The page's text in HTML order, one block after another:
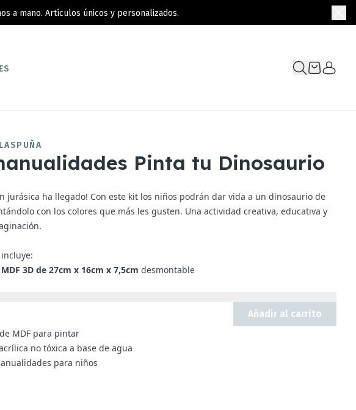
a mano. Artículos únicos y personalizados.
Pinta tu Dinosaurio
jurásica ha llegado! Con este kit los niños podrán dar vida a un dinosaurio de
con los colores que más les gusten. Una actividad creativa, educativa y
3D de 27cm x 16cm x 7,5cm desmontable
Añadir al carrito
MDF para pintar
no tóxica a base de agua
para niños